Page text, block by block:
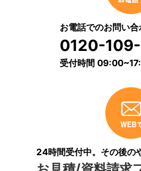
お電話でのお問い
0120-
受付時間
24時間受付中。その後の